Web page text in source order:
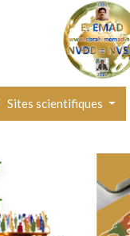
Sites scientifiques